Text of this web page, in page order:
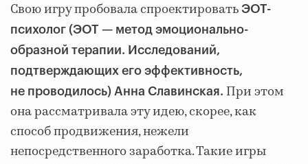
Свою игру пробовала спроектировать ЭОТ-
психолог (ЭОТ — метод эмоционально-
образной терапии. Исследований,
подтверждающих его эффективность,
не проводилось) Анна Славинская. При этом
она рассматривала эту идею, скорее, как
способ продвижения, нежели
непосредственного заработка. Такие игры